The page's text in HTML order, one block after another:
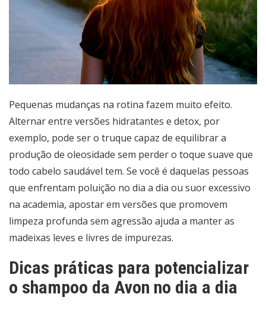
Pequenas mudanças na rotina fazem muito efeito.
Alternar entre versões hidratantes e detox, por
exemplo, pode ser o truque capaz de equilibrar a
produção de oleosidade sem perder o toque suave que
todo cabelo saudável tem. Se você é daquelas pessoas
que enfrentam poluição no dia a dia ou suor excessivo
na academia, apostar em versões que promovem
limpeza profunda sem agressão ajuda a manter as
madeixas leves e livres de impurezas.
Dicas práticas para potencializar
o shampoo da Avon no dia a dia